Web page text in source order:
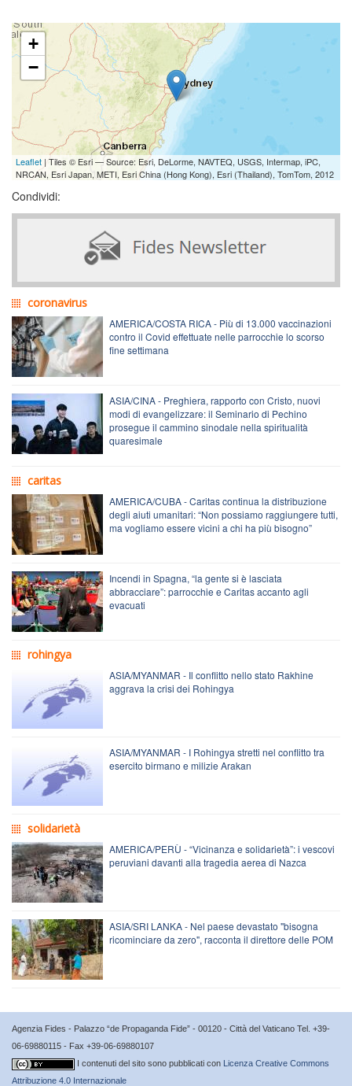
+
−
Leaflet | Tiles © Esri — Source: Esri, DeLorme, NAVTEQ, USGS, Intermap, iPC,
NRCAN, Esri Japan, METI, Esri China (Hong Kong), Esri (Thailand), TomTom, 2012
Condividi:
coronavirus
AMERICA/COSTA RICA - Più di 13.000 vaccinazioni
contro il Covid effettuate nelle parrocchie lo scorso
fine settimana
ASIA/CINA - Preghiera, rapporto con Cristo, nuovi
modi di evangelizzare: il Seminario di Pechino
prosegue il cammino sinodale nella spiritualità
quaresimale
caritas
AMERICA/CUBA - Caritas continua la distribuzione
degli aiuti umanitari: “Non possiamo raggiungere tutti,
ma vogliamo essere vicini a chi ha più bisogno”
Incendi in Spagna, “la gente si è lasciata
abbracciare”: parrocchie e Caritas accanto agli
evacuati
rohingya
ASIA/MYANMAR - Il conflitto nello stato Rakhine
aggrava la crisi dei Rohingya
ASIA/MYANMAR - I Rohingya stretti nel conflitto tra
esercito birmano e milizie Arakan
solidarietà
AMERICA/PERÙ - “Vicinanza e solidarietà”: i vescovi
peruviani davanti alla tragedia aerea di Nazca
ASIA/SRI LANKA - Nel paese devastato "bisogna
ricominciare da zero", racconta il direttore delle POM
Agenzia Fides - Palazzo “de Propaganda Fide” - 00120 - Città del Vaticano Tel. +39-
06-69880115 - Fax +39-06-69880107
I contenuti del sito sono pubblicati con Licenza Creative Commons
Attribuzione 4.0 Internazionale